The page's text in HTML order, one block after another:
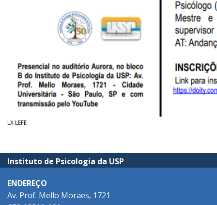
LX LEFE
Instituto de Psicologia da USP
ENDEREÇO
Av. Prof. Mello Moraes, 1721